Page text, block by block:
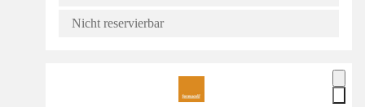
Nicht reservierbar